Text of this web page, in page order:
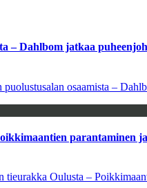
– Dahlbom jatkaa
osaamista –
parantaminen
Oulusta –